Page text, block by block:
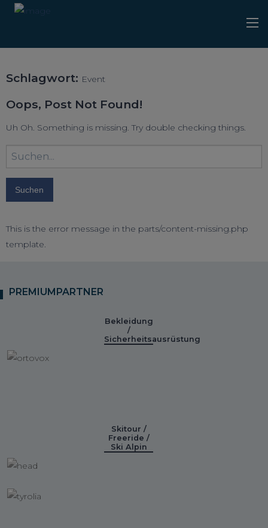
Schlagwort: Event
Oops, Post Not Found!
Uh Oh. Something is missing. Try double checking things.
Suchbegriff
eingeben:
This is the error message in the parts/content-missing.php
template.
PREMIUMPARTNER
Bekleidung
/
Sicherheitsausrüstung
Skitour /
Freeride /
Ski Alpin